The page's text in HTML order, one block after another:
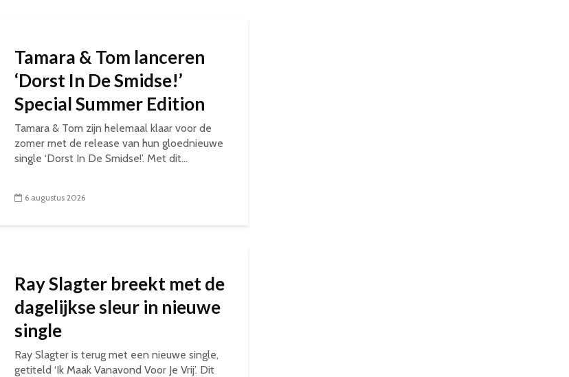
Tamara & Tom lanceren
‘Dorst In De Smidse!’
Special Summer Edition
Tamara & Tom zijn helemaal klaar voor de
zomer met de release van hun gloednieuwe
single ‘Dorst In De Smidse!’. Met dit...
6 augustus 2026
Ray Slagter breekt met de
dagelijkse sleur in nieuwe
single
Ray Slagter is terug met een nieuwe single,
getiteld ‘Ik Maak Vanavond Voor Je Vrij’. Dit